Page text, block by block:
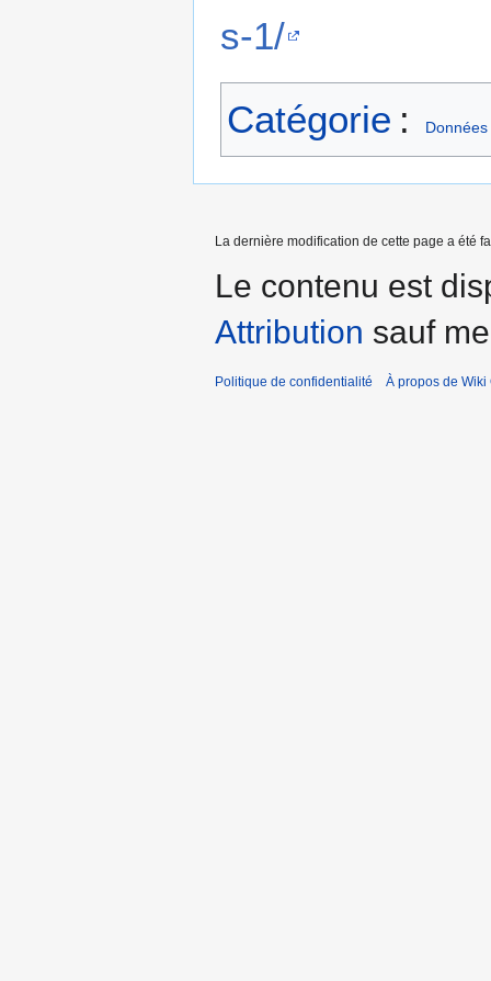
s-1/
Catégorie : Données
La dernière modification de cette page a été
Le contenu est
Attribution sauf
Politique de confidentialité À propos de Wiki